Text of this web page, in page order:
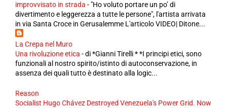
improvvisato in strada - "Ho voluto portare un po’ di
divertimento e leggerezza a tutte le persone", l'artista arrivata
in via Santa Croce in Gerusalemme L'articolo VIDEO| Ditone...
La Crepa nel Muro
Una rivoluzione etica -di *Gianni Tirelli * *I principi etici, sono
funzionali al nostro spirito/istinto di autoconservazione, in
assenza dei quali tutto è destinato alla logic...
Reason
Socialist Hugo Chávez Destroyed Venezuela's Power Grid. Now